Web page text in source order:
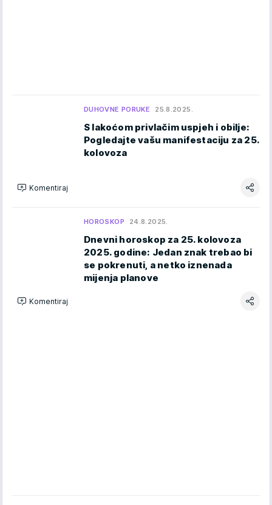
DUHOVNE PORUKE 25.8.2025.
S lakoćom privlačim uspjeh i obilje:
Pogledajte vašu manifestaciju za 25.
kolovoza
Komentiraj
HOROSKOP 24.8.2025.
Dnevni horoskop za 25. kolovoza
2025. godine: Jedan znak trebao bi
se pokrenuti, a netko iznenada
mijenja planove
Komentiraj